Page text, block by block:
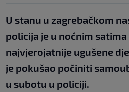
U stanu u zagrebačkom
policija je u noćnim
najvjerojatnije ugušene
je pokušao počiniti
u subotu u policiji.